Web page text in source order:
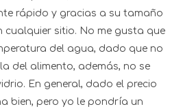
rápido y gracias a su tamaño
cualquier sitio. No me gusta que
del agua, dado que no
del alimento, además, no se
En general, dado el precio
bien, pero yo le pondría un